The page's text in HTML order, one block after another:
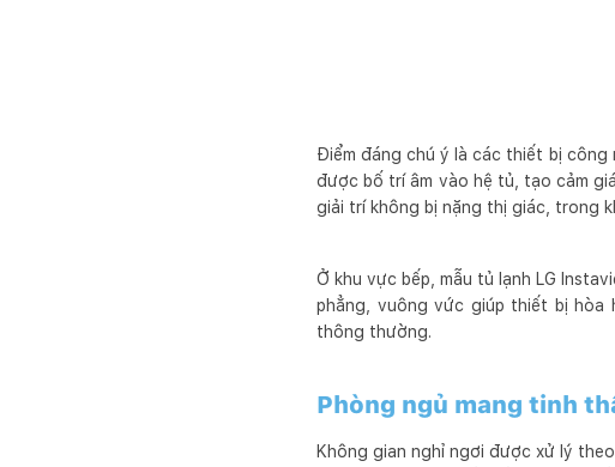
Điểm đáng chú ý là các thiết bị công
được bố trí âm vào hệ tủ, tạo cảm
giải trí không bị nặng thị giác, trong
Ở khu vực bếp, mẫu tủ lạnh LG
phẳng, vuông vức giúp thiết bị
thông thường.
Phòng ngủ mang tinh
Không gian nghỉ ngơi được xử lý